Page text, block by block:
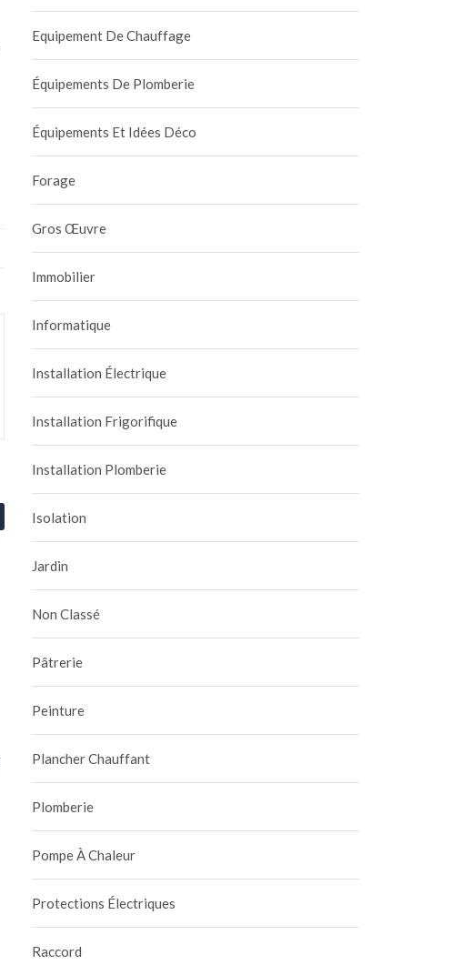
choisir une vanne d’arrêt
Equipement De Chauffage
Équipements De Plomberie
Équipements Et Idées Déco
Forage
Gros Œuvre
Immobilier
Informatique
Installation Électrique
Installation Frigorifique
Installation Plomberie
Isolation
Jardin
Non Classé
Pâtrerie
Peinture
Plancher Chauffant
Plomberie
Pompe À Chaleur
Protections Électriques
Raccord